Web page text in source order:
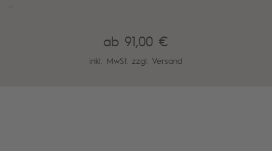
ab 91,00 €
inkl. MwSt. zzgl. Versand